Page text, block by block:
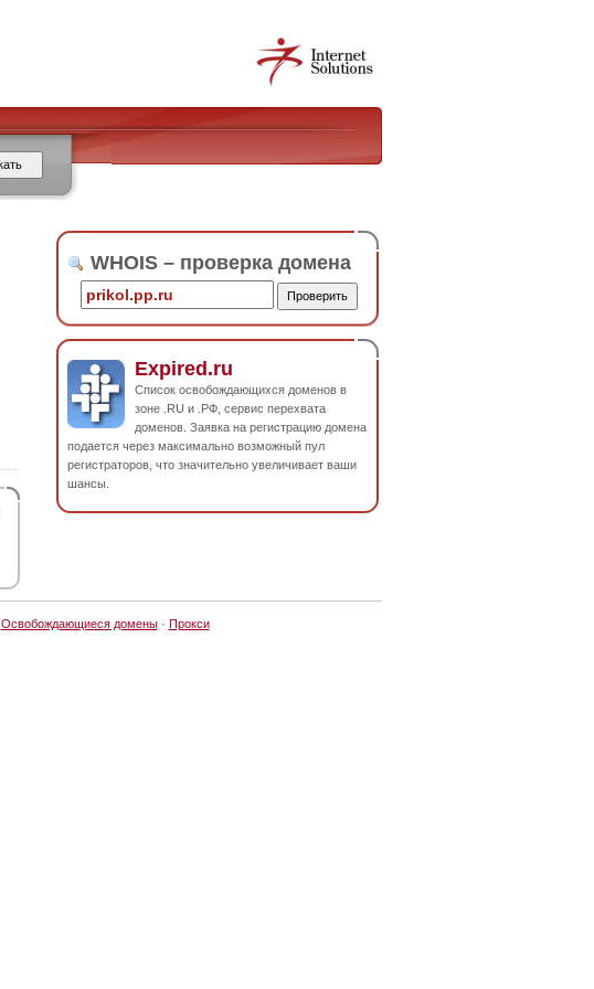
WHOIS – проверка домена
Expired.ru
Список освобождающихся доменов в
зоне .RU и .РФ, сервис перехвата
доменов. Заявка на регистрацию домена
подается через максимально возможный пул
регистраторов, что значительно увеличивает ваши
шансы.
Освобождающиеся домены· Прокси